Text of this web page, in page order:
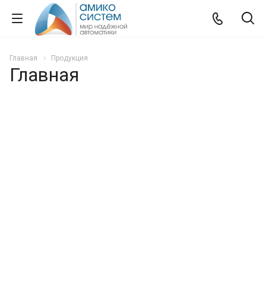
Главная Продукция
Главная